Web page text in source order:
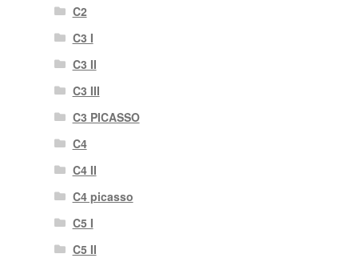
C2
C3 I
C3 II
C3 III
C3 PICASSO
C4
C4 II
C4 picasso
C5 I
C5 II